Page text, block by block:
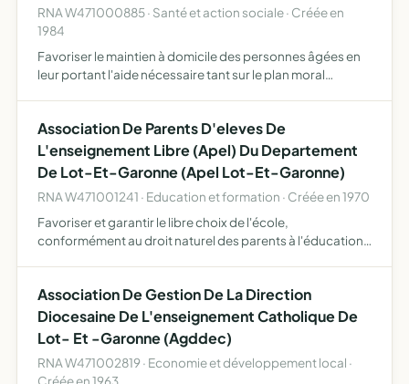
RNA W471000885 · Santé et action sociale · Créée en
1984
Favoriser le maintien à domicile des personnes âgées en
leur portant l'aide nécessaire tant sur le plan moral
Association De Parents D'eleves De
L'enseignement Libre (Apel) Du Departement
De Lot-Et-Garonne (Apel Lot-Et-Garonne)
RNA W471001241 · Education et formation · Créée en 1970
Favoriser et garantir le libre choix de l'école,
conformément au droit naturel des parents à l'éducation
catholi…
Association De Gestion De La Direction
Diocesaine De L'enseignement Catholique De
Lot- Et -Garonne (Agddec)
RNA W471002819 · Economie et développement local ·
Créée en 1963